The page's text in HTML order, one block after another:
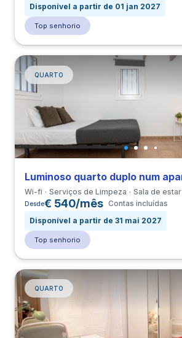
Disponível a partir de 01 jan 2027
Top senhorio
QUARTO
Wi-fi Serviços de Limpeza Sala de estar
Desde€ 540/mês Contas incluídas
Disponível a partir de 31 mai 2027
Top senhorio
QUARTO